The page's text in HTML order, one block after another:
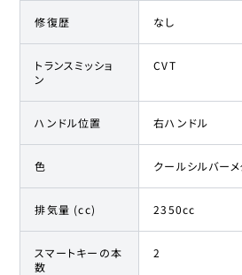
修復歴 なし
トランスミッショ
ン
CVT
ハンドル位置 右ハンドル
色 クールシルバーメ
排気量 (cc) 2350cc
スマートキーの本
数
2